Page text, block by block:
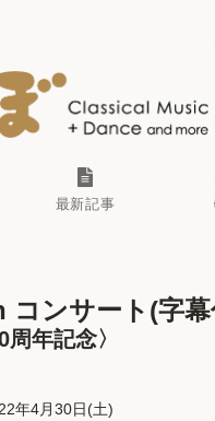
最新記事
コンサート(字
周年記念〉
年4月30日(土)